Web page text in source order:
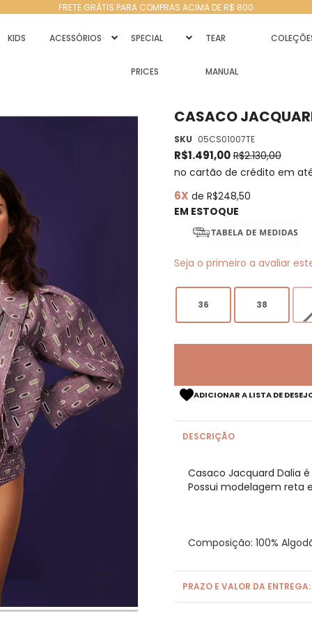
FRETE GRÁTIS PARA COMPRAS ACIMA DE R$ 800
KIDS ACESSÓRIOS SPECIAL
PRICES
TEAR
MANUAL
CASACO
SKU 05CS01007TE
R$1.491,00 R$2.130,00
no cartão de crédito em
6X de R$248,50
EM ESTOQUE
Seja o primeiro a avaliar
36 38
ADICIONAR A LISTA DE
DESCRIÇÃO
Casaco Jacquard Dalia
Possui modelagem reta
Composição: 100%
PRAZO E VALOR DA ENTREGA: